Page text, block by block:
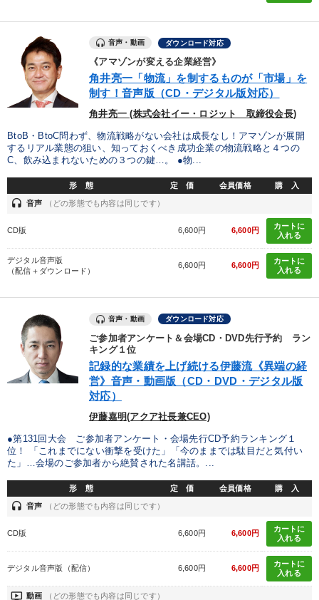
2025年春季全国経営者セミナー収録講演ＣＤ・講演ＤＶＤ・デジ
井上和弘の財務力UP 組織・採用・スキル
【最新刊】精神科医・和田秀樹の「老いない力」＋健康な社長と
会社をつくる厳選講話
仕事のスキルと人間力を高める知恵を身につける
売上直結の営業力や販売力を獲得する
組織と人を動かすマネジメント力を磨く
全国経営者セミナー収録〈売れ筋・人気〉音声＆動画20選
後継社長・アトツギ
全国経営者セミナー収録〈売れ筋・人気ランキング〉＆新刊・好
評講話
目的別
財務・数字力の向上 社長の姿勢を学びたい
組織を強化したい 販売力を強化したい
リーダーの魅力向上 財務・数字力の向上
キーワード
リーダーシップ 一倉定 MBA ベンチャー
伝統・文化 思考法
音声・動画 ダウンロード対応
《アマゾンが変える企業経営》
角井亮一「物流」を制するものが「市場」を
制す！音声版（CD・デジタル版対応）
角井亮一 (株式会社イー・ロジット 取締役会長)
BtoB・BtoC問わず、物流戦略がない会社は成長なし！アマゾンが展開
するリアル業態の狙い、知っておくべき成功企業の物流戦略と４つの
C、飲み込まれないための３つの鍵…。 ●物...
形 態 定 価 会員価格 購 入
headset 音声 （どの形態でも内容は同じです）
CD版 6,600円 6,600円
カートに
入れる
デジタル音声版
（配信＋ダウンロード）
6,600円 6,600円
カートに
入れる
音声・動画 ダウンロード対応
ご参加者アンケート＆会場CD・DVD先行予約 ラン
キング１位
記録的な業績を上げ続ける伊藤流《異端の経
営》音声・動画版（CD・DVD・デジタル版
対応）
伊藤嘉明(アクア社長兼CEO)
●第131回大会 ご参加者アンケート・会場先行CD予約ランキング１
位！ 「これまでにない衝撃を受けた」「今のままでは駄目だと気付い
た」…会場のご参加者から絶賛された名講話。...
形 態 定 価 会員価格 購 入
headset 音声 （どの形態でも内容は同じです）
CD版 6,600円 6,600円
カートに
入れる
デジタル音声版（配信） 6,600円 6,600円
カートに
入れる
ondemand_video 動画 （どの形態でも内容は同じです）